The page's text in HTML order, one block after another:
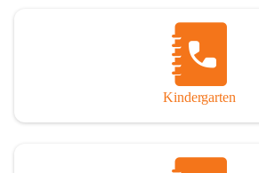
Kindergarten